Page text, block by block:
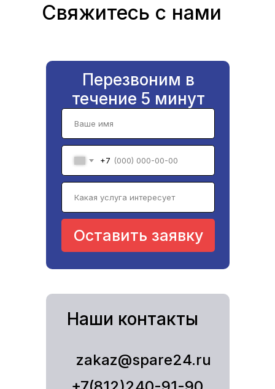
Свяжитесь с нами
+7
Оставить заявку
zakaz@spare24.ru
Перезвоним в
течение 5 минут
Наши контакты